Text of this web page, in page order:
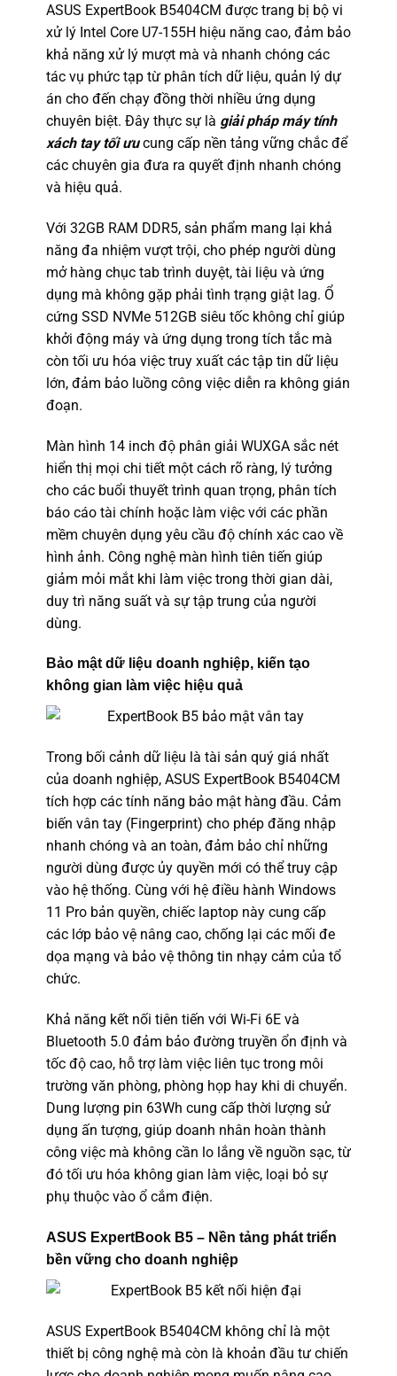
ASUS ExpertBook B5404CM được trang bị bộ vi
xử lý Intel Core U7-155H hiệu năng cao, đảm bảo
khả năng xử lý mượt mà và nhanh chóng các
tác vụ phức tạp từ phân tích dữ liệu, quản lý dự
án cho đến chạy đồng thời nhiều ứng dụng
chuyên biệt. Đây thực sự là giải pháp máy tính
xách tay tối ưucung cấp nền tảng vững chắc để
các chuyên gia đưa ra quyết định nhanh chóng
và hiệu quả.
Với 32GB RAM DDR5, sản phẩm mang lại khả
năng đa nhiệm vượt trội, cho phép người dùng
mở hàng chục tab trình duyệt, tài liệu và ứng
dụng mà không gặp phải tình trạng giật lag. Ổ
cứng SSD NVMe 512GB siêu tốc không chỉ giúp
khởi động máy và ứng dụng trong tích tắc mà
còn tối ưu hóa việc truy xuất các tập tin dữ liệu
lớn, đảm bảo luồng công việc diễn ra không gián
đoạn.
Màn hình 14 inch độ phân giải WUXGA sắc nét
hiển thị mọi chi tiết một cách rõ ràng, lý tưởng
cho các buổi thuyết trình quan trọng, phân tích
báo cáo tài chính hoặc làm việc với các phần
mềm chuyên dụng yêu cầu độ chính xác cao về
hình ảnh. Công nghệ màn hình tiên tiến giúp
giảm mỏi mắt khi làm việc trong thời gian dài,
duy trì năng suất và sự tập trung của người
dùng.
Bảo mật dữ liệu doanh nghiệp, kiến tạo
không gian làm việc hiệu quả
Trong bối cảnh dữ liệu là tài sản quý giá nhất
của doanh nghiệp, ASUS ExpertBook B5404CM
tích hợp các tính năng bảo mật hàng đầu. Cảm
biến vân tay (Fingerprint) cho phép đăng nhập
nhanh chóng và an toàn, đảm bảo chỉ những
người dùng được ủy quyền mới có thể truy cập
vào hệ thống. Cùng với hệ điều hành Windows
11 Pro bản quyền, chiếc laptop này cung cấp
các lớp bảo vệ nâng cao, chống lại các mối đe
dọa mạng và bảo vệ thông tin nhạy cảm của tổ
chức.
Khả năng kết nối tiên tiến với Wi-Fi 6E và
Bluetooth 5.0 đảm bảo đường truyền ổn định và
tốc độ cao, hỗ trợ làm việc liên tục trong môi
trường văn phòng, phòng họp hay khi di chuyển.
Dung lượng pin 63Wh cung cấp thời lượng sử
dụng ấn tượng, giúp doanh nhân hoàn thành
công việc mà không cần lo lắng về nguồn sạc, từ
đó tối ưu hóa không gian làm việc, loại bỏ sự
phụ thuộc vào ổ cắm điện.
ASUS ExpertBook B5 – Nền tảng phát triển
bền vững cho doanh nghiệp
ASUS ExpertBook B5404CM không chỉ là một
thiết bị công nghệ mà còn là khoản đầu tư chiến